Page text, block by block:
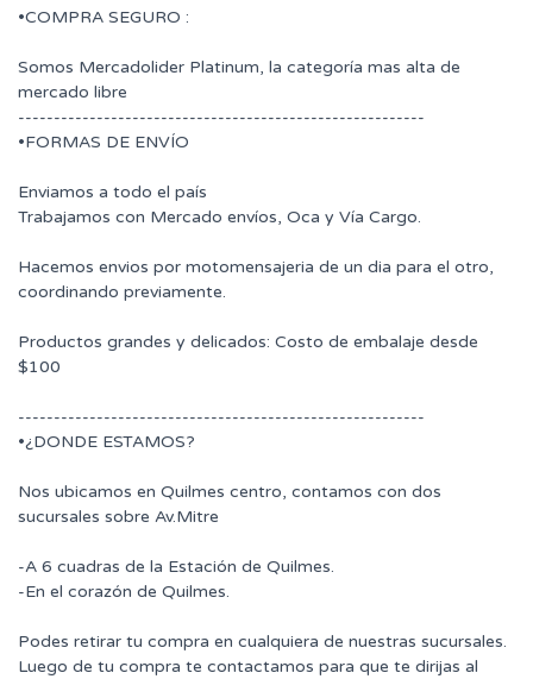
•COMPRA SEGURO :
Somos Mercadolider Platinum, la categoría mas alta de
mercado libre
---------------------------------------------------------
•FORMAS DE ENVÍO
Enviamos a todo el país
Trabajamos con Mercado envíos, Oca y Vía Cargo.
Hacemos envios por motomensajeria de un dia para el otro,
coordinando previamente.
Productos grandes y delicados: Costo de embalaje desde
$100
---------------------------------------------------------
•¿DONDE ESTAMOS?
Nos ubicamos en Quilmes centro, contamos con dos
sucursales sobre Av.Mitre
-A 6 cuadras de la Estación de Quilmes.
-En el corazón de Quilmes.
Podes retirar tu compra en cualquiera de nuestras sucursales.
Luego de tu compra te contactamos para que te dirijas al